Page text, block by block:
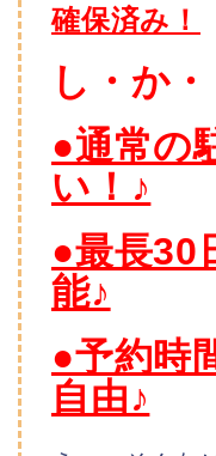
確保済み！
し・か・
●通常の
い！♪
●最長30
能♪
●予約時
自由♪